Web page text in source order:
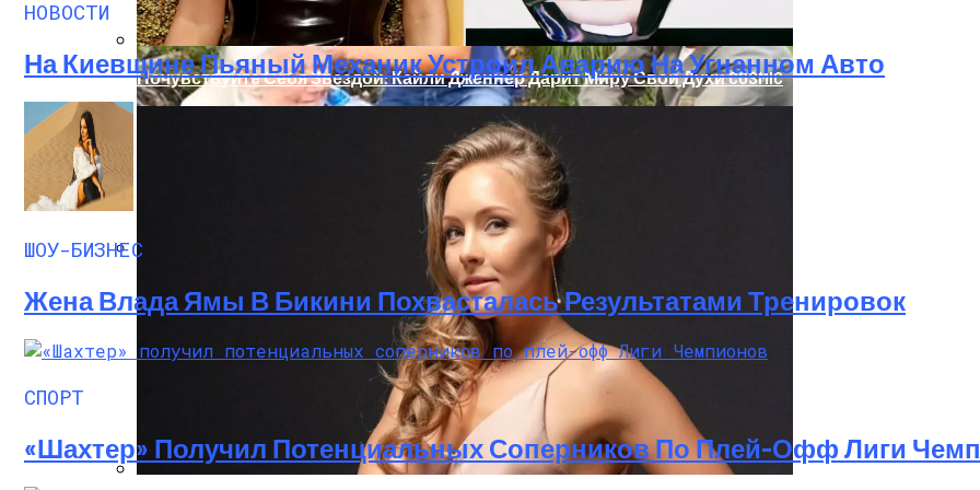
В Ровенской Области Пенсионерка Четыре Дня Провела В Лесу
Почувствуйте Себя Звездой: Кайли Дженнер Дарит Миру Свои Духи COSMIC
НОВОСТИ
На Киевщине Пьяный Механик Устроил Аварию На Угнанном Авто
ШОУ-БИЗНЕС
Жена Влада Ямы В Бикини Похвасталась Результатами Тренировок
СПОРТ
«Шахтер» Получил Потенциальных Соперников По Плей-Офф Лиги